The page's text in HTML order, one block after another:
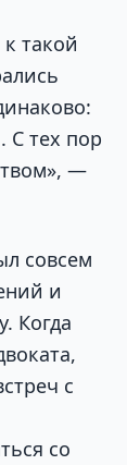
такой
С тех пор
—
совсем
и
Когда
с
со